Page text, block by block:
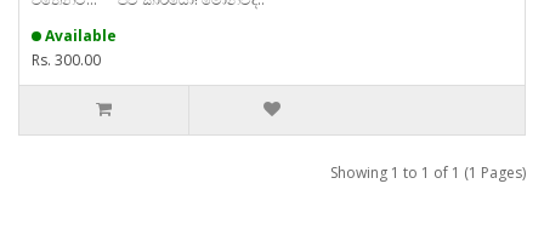
Available
Rs. 300.00
Showing 1 to 1 of 1 (1 Pages)